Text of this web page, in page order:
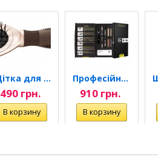
Щітка для волосся...
490 грн.
Професійний набір для...
910 грн.